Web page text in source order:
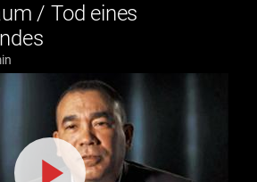
/ Tod eines